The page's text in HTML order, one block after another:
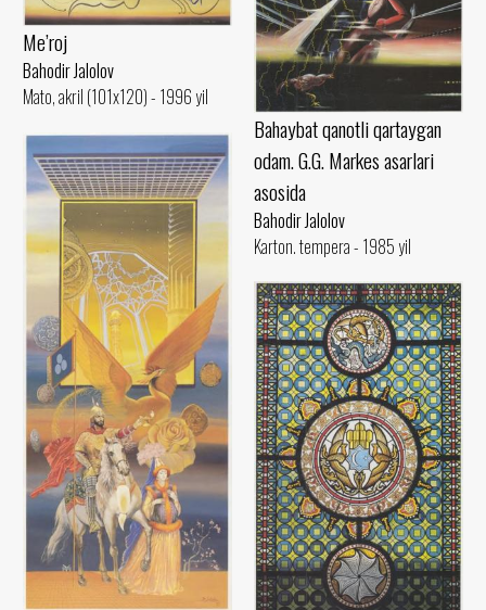
Me’roj
Bahodir Jalolov
Mato, akril (101x120) - 1996 yil
Bahaybat qanotli qartaygan
odam. G.G. Markes asarlari
asosida
Bahodir Jalolov
Karton. tempera - 1985 yil